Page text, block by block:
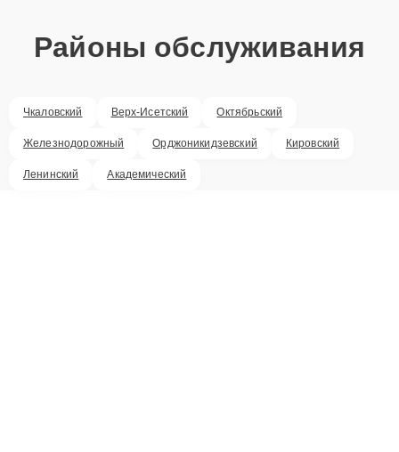
Районы обслуживания
Чкаловский Верх-Исетский Октябрьский
Железнодорожный Орджоникидзевский Кировский
Ленинский Академический